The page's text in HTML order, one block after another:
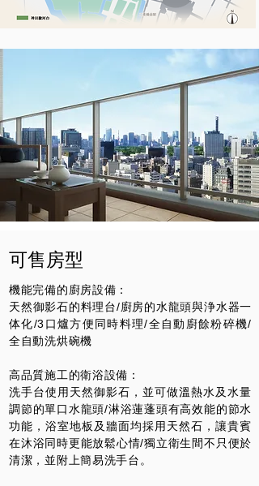
可售房型
機能完備的廚房設備：
天然御影石的料理台/廚房的水龍頭與浄水器一
体化/3口爐方便同時料理/全自動廚餘粉碎機/
全自動洗烘碗機
高品質施工的衛浴設備：
洗手台使用天然御影石，並可做溫熱水及水量
調節的單口水龍頭/淋浴蓮蓬頭有高效能的節水
功能，浴室地板及牆面均採用天然石，讓貴賓
在沐浴同時更能放鬆心情/獨立衛生間不只便於
清潔，並附上簡易洗手台。